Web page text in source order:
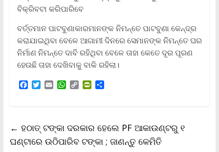
ବିକ୍ରିବଟା କରିପାରିବେ
ବର୍ତ୍ତମାନ ପାଟବୁଣାକାରମାନଙ୍କ ନିମନ୍ତେ ପାଟବୁଣା କେନ୍ଦ୍ର
କରାଯାଇଥିବା ବେଳେ ଆଗାମୀ ଦିନରେ ସେମାନଙ୍କ ନିମନ୍ତେ ଘର
ନିର୍ମାଣ ନିମନ୍ତେ ଦାବି ରହିଥିବା ବେଳେ ତାହା କେତେ ଦୂର ପୂରଣ
ହେଉଛି ତାହା ଦେଖିବାକୁ ବାକି ରହିଲା।
F
o
o
k
T
e
r
E
W
A
p
p
C
i
n
k
P
F
r
i
S
← ହଠାତ୍ ଟଙ୍କା ଦରକାର ହେଲେ PF ଆକାଉଣ୍ଟରୁ ୧
ଘଣ୍ଟାରେ ଉଠିପାରିବ ଟଙ୍କା ; ଜାଣନ୍ତୁ କେମିତି